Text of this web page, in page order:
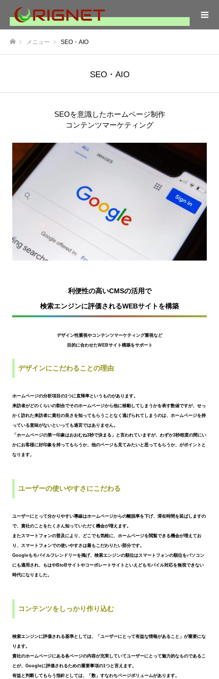
メニュー SEO・AIO
SEO・AIO
SEOを意識したホームページ制作
コンテンツマーケティング
利便性の高いCMSの活用で
検索エンジンに評価されるWEBサイトを構築
デザイン性重視やコンテンツマーケティング重視など
目的に合わせたWEBサイト構築をサポート
デザインにこだわることの理由
ホームページの分析項目の1つに直帰率というものがあります。
来訪者がどのくらいの割合でそのホームページから他に移動してしまうかを表す数値ですが、 せっ
かく訪れた来訪者に貴社の良さを知ってもらうことなく逃げられてしまうのは、 ホームページを持
っている意味がないといっても過言ではありません。
「ホームページの第一印象はおおむね3秒で決まる」と言われていますが、 わずか3秒程度の間にい
かにお客様に好印象を持ってもらうか、 他のページも見てみたいと思ってもらうか、がポイントと
なります。
ユーザーの使いやすさにこだわる
ユーザーにとって分かりやすい導線はホームページからの離脱率を下げ、 滞在時間を延ばしますの
で、貴社のことをたくさん知っていただく機会が増えます。
またスマートフォンの普及により、どこでも気軽に、ホームページを閲覧できる機会が増えてお
り、 スマートフォンでの使いやすさは最もこだわりたい部分です。
Googleもモバイルフレンドリーを掲げ、 検索エンジンの順位はスマートフォンの順位をパソコン
にも適用され、 もはやBtoBサイトやコーポレートサイトといえどもモバイル対応を無視できない
時代になりました。
コンテンツをしっかり作り込む
検索エンジンに評価される基準としては、
「ユーザーにとって有益な情報があること」が重要にな
ります。
貴社のホームページにある各ページの内容が充実していてユーザーにとって魅力的なものであるこ
とが、 Googleに評価されるための重要事項の1つと言えます。
有益と判断してもらう指針としては、「数」すなわちページボリュームがあります。